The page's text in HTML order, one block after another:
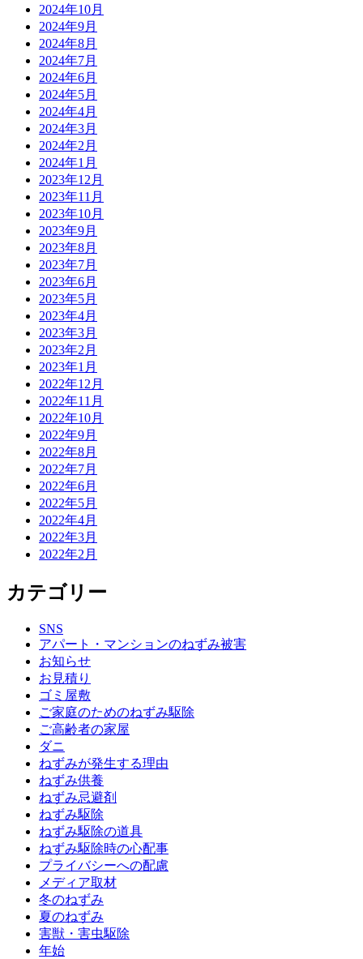
2024年10月
2024年9月
2024年8月
2024年7月
2024年6月
2024年5月
2024年4月
2024年3月
2024年2月
2024年1月
2023年12月
2023年11月
2023年10月
2023年9月
2023年8月
2023年7月
2023年6月
2023年5月
2023年4月
2023年3月
2023年2月
2023年1月
2022年12月
2022年11月
2022年10月
2022年9月
2022年8月
2022年7月
2022年6月
2022年5月
2022年4月
2022年3月
2022年2月
カテゴリー
SNS
アパート・マンションのねずみ被害
お知らせ
お見積り
ゴミ屋敷
ご家庭のためのねずみ駆除
ご高齢者の家屋
ダニ
ねずみが発生する理由
ねずみ供養
ねずみ忌避剤
ねずみ駆除
ねずみ駆除の道具
ねずみ駆除時の心配事
プライバシーへの配慮
メディア取材
冬のねずみ
夏のねずみ
害獣・害虫駆除
年始